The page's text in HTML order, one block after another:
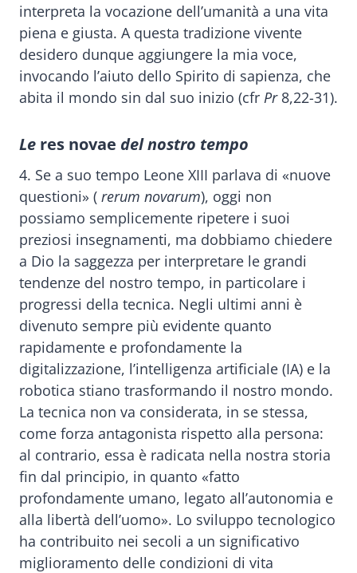
interpreta la vocazione dell’umanità a una vita
piena e giusta. A questa tradizione vivente
desidero dunque aggiungere la mia voce,
invocando l’aiuto dello Spirito di sapienza, che
abita il mondo sin dal suo inizio (cfr Pr8,22-31).
Le res novae del nostro tempo
4. Se a suo tempo Leone XIII parlava di «nuove
questioni» ( rerum novarum), oggi non
possiamo semplicemente ripetere i suoi
preziosi insegnamenti, ma dobbiamo chiedere
a Dio la saggezza per interpretare le grandi
tendenze del nostro tempo, in particolare i
progressi della tecnica. Negli ultimi anni è
divenuto sempre più evidente quanto
rapidamente e profondamente la
digitalizzazione, l’intelligenza artificiale (IA) e la
robotica stiano trasformando il nostro mondo.
La tecnica non va considerata, in se stessa,
come forza antagonista rispetto alla persona:
al contrario, essa è radicata nella nostra storia
fin dal principio, in quanto «fatto
profondamente umano, legato all’autonomia e
alla libertà dell’uomo». Lo sviluppo tecnologico
ha contribuito nei secoli a un significativo
miglioramento delle condizioni di vita